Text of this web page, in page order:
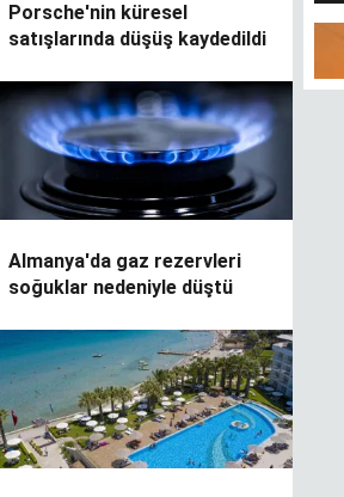
Porsche'nin küresel
satışlarında düşüş kaydedildi
Almanya'da gaz rezervleri
soğuklar nedeniyle düştü